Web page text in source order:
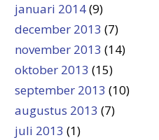
januari 2014(9)
december 2013 (7)
november 2013 (14)
oktober 2013 (15)
september 2013 (10)
augustus 2013 (7)
juli 2013 (1)